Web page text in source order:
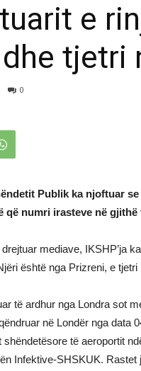
e
tjetri
0
Publik ka njoftuar
që numri irasteve në gjithë
mediave, IKSHP’ja
është nga Prizreni, e
të ardhur nga Londra sot
në Londër nga data
të aeroportit
Infektive-SHSKUK.